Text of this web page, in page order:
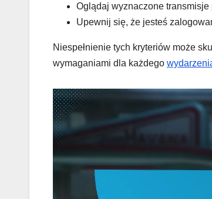
Oglądaj wyznaczone transmisje
Upewnij się, że jesteś
Niespełnienie tych kryteriów może
wymaganiami dla każdego